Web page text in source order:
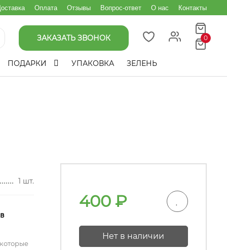
Оплата Отзывы Вопрос-ответ О нас Контакты
ЗАКАЗАТЬ ЗВОНОК 0
ПОДАРКИ УПАКОВКА ЗЕЛЕНЬ
1 шт.
400₽
Нет в наличии